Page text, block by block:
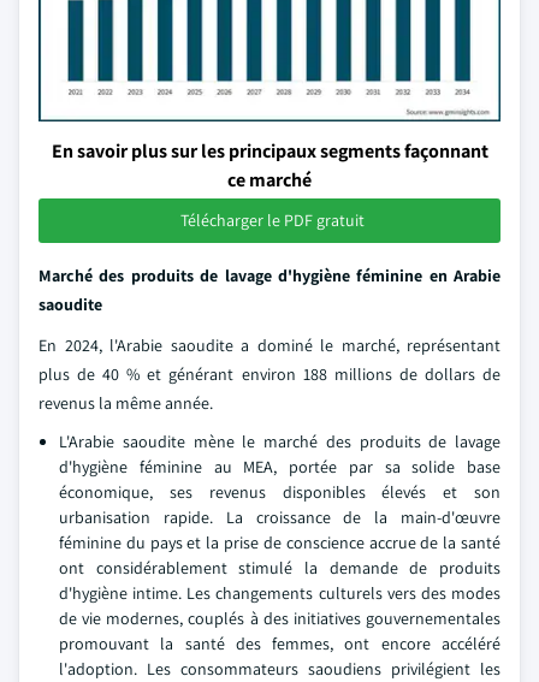
En savoir plus sur les principaux segments façonnant
ce marché
Télécharger le PDF gratuit
Marché des produits de lavage d'hygiène féminine en Arabie
saoudite
En 2024, l'Arabie saoudite a dominé le marché, représentant
plus de 40 % et générant environ 188 millions de dollars de
revenus la même année.
L'Arabie saoudite mène le marché des produits de lavage
d'hygiène féminine au MEA, portée par sa solide base
économique, ses revenus disponibles élevés et son
urbanisation rapide. La croissance de la main-d'œuvre
féminine du pays et la prise de conscience accrue de la santé
ont considérablement stimulé la demande de produits
d'hygiène intime. Les changements culturels vers des modes
de vie modernes, couplés à des initiatives gouvernementales
promouvant la santé des femmes, ont encore accéléré
l'adoption. Les consommateurs saoudiens privilégient les